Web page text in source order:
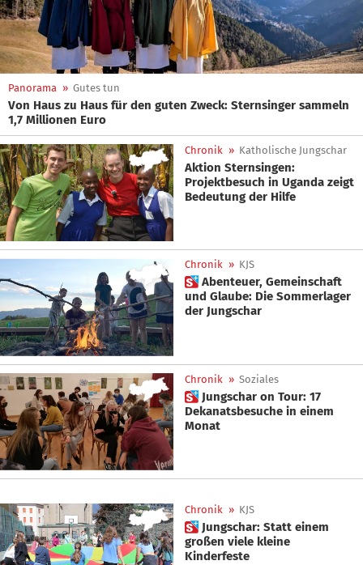
Panorama » Gutes tun
Von Haus zu Haus für den guten Zweck: Sternsinger sammeln
1,7 Millionen Euro
Chronik » Katholische Jungschar
Aktion Sternsingen:
Projektbesuch in Uganda zeigt
Bedeutung der Hilfe
Chronik » KJS
 Abenteuer, Gemeinschaft
und Glaube: Die Sommerlager
der Jungschar
Chronik » Soziales
 Jungschar on Tour: 17
Dekanatsbesuche in einem
Monat
Chronik » KJS
 Jungschar: Statt einem
großen viele kleine
Kinderfeste